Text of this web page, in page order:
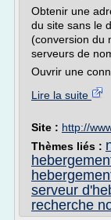
Obtenir une
du site sans le
(conversion du
serveurs de
Ouvrir une
Lire la suite
Site : http://
Thèmes liés :
serveur
recherche